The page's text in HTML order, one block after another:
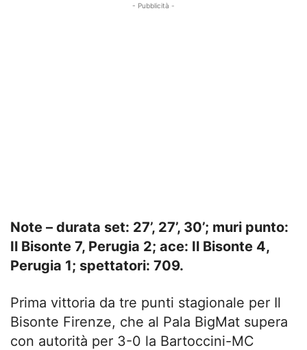
- Pubblicità -
Note – durata set: 27’, 27’, 30’; muri punto:
Il Bisonte 7, Perugia 2; ace: Il Bisonte 4,
Perugia 1; spettatori: 709.
Prima vittoria da tre punti stagionale per Il
Bisonte Firenze, che al Pala BigMat supera
con autorità per 3-0 la Bartoccini-MC